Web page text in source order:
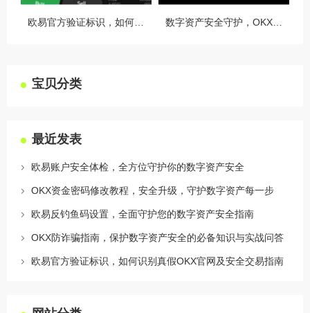
宝贝分类
最近发表
欧易账户安全体检，全方位守护你的数字资产安全
OKX资金密码修改教程，安全升级，守护数字资产每一步
欧易反钓鱼码设置，全面守护您的数字资产安全指南
OKX防诈骗指南，保护数字资产安全的必备知识与实战问答
欧易官方验证标识，如何识别真假OKX官网及安全交易指南